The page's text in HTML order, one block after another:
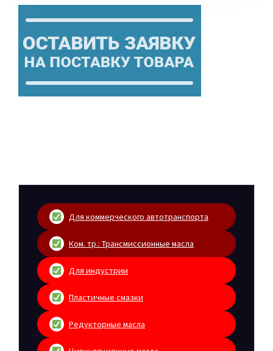
Для коммерческого автотранспорта
Ком. тр.: Трансмиссионные масла
Для индустрии
Пластичные смазки
Редукторные масла